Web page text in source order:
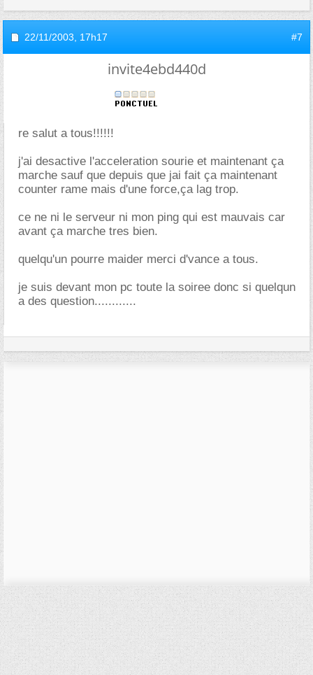
22/11/2003, 17h17 #7
invite4ebd440d
re salut a tous!!!!!!
j'ai desactive l'acceleration sourie et maintenant ça
marche sauf que depuis que jai fait ça maintenant
counter rame mais d'une force,ça lag trop.
ce ne ni le serveur ni mon ping qui est mauvais car
avant ça marche tres bien.
quelqu'un pourre maider merci d'vance a tous.
je suis devant mon pc toute la soiree donc si quelqun
a des question............